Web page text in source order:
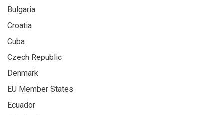
Bulgaria
Croatia
Cuba
Czech Republic
Denmark
EU Member States
Ecuador